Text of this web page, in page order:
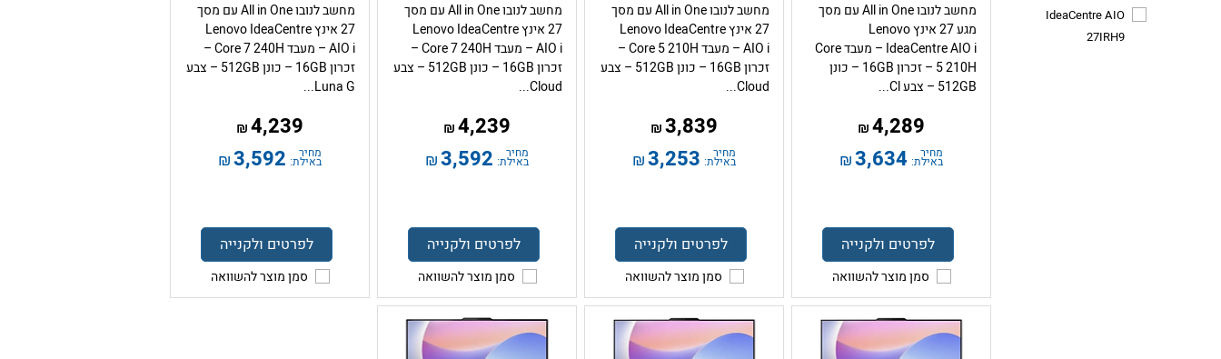
IdeaCentre AIO
27IRH9
מחשב לנובו All in One עם מסך
מגע 27 אינץ Lenovo
IdeaCentre AIO i – מעבד Core
5 210H – זכרון 16GB – כונן
512GB – צבע Cl...
4,289
₪
מחיר
באילת: 3,634
₪
לפרטים ולקנייה
סמן מוצר להשוואה
מחשב לנובו All in One עם מסך
27 אינץ Lenovo IdeaCentre
AIO i – מעבד Core 5 210H –
זכרון 16GB – כונן 512GB – צבע
Cloud...
3,839
₪
מחיר
באילת: 3,253
₪
לפרטים ולקנייה
סמן מוצר להשוואה
מחשב לנובו All in One עם מסך
27 אינץ Lenovo IdeaCentre
AIO i – מעבד Core 7 240H –
זכרון 16GB – כונן 512GB – צבע
Cloud...
4,239
₪
מחיר
באילת: 3,592
₪
לפרטים ולקנייה
סמן מוצר להשוואה
מחשב לנובו All in One עם מסך
27 אינץ Lenovo IdeaCentre
AIO i – מעבד Core 7 240H –
זכרון 16GB – כונן 512GB – צבע
Luna G...
4,239
₪
מחיר
באילת: 3,592
₪
לפרטים ולקנייה
סמן מוצר להשוואה